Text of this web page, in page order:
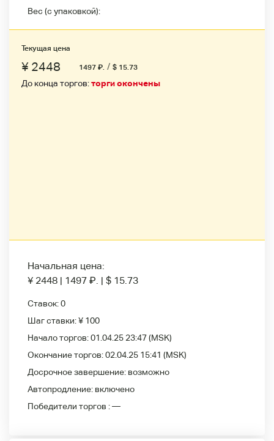
Вес (с упаковкой):
Текущая цена
¥ 2448 1497 ₽. / $ 15.73
До конца торгов:торги окончены
Начальная цена:
¥ 2448 | 1497 ₽. | $ 15.73
Ставок:0
Шаг ставки:¥ 100
Начало торгов:01.04.25 23:47(MSK)
Окончание торгов:02.04.25 15:41 (MSK)
Досрочное завершение: возможно
Автопродление: включено
Победители
торгов :—